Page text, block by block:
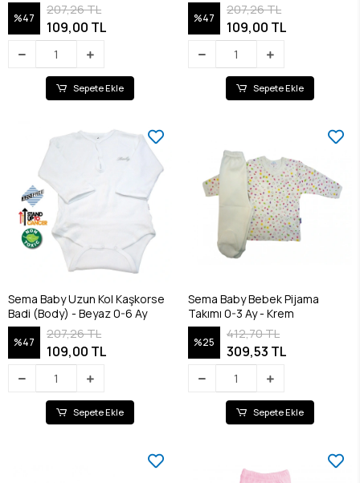
%47
207,26 TL
109,00 TL
Sepete Ekle
%47
207,26 TL
109,00 TL
Sepete Ekle
Sema Baby Uzun Kol Kaşkorse
Badi (Body) - Beyaz 0-6 Ay
%47
207,26 TL
109,00 TL
Sepete Ekle
Sema Baby Bebek Pijama
Takımı 0-3 Ay - Krem
%25
412,70 TL
309,53 TL
Sepete Ekle